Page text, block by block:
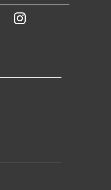
YoutubeInstagram